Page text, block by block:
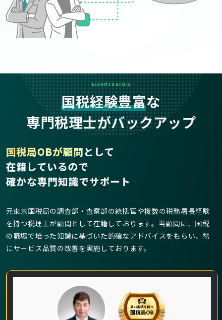
Experts Backup
国税経験豊富な
専門税理士がバックアップ
国税局OBが顧問として
在籍しているので
確かな専門知識でサポート
元東京国税局の調査部・査察部の統括官や複数の税務署長経験
を持つ税理士が顧問として在籍しております。当顧問に、国税
の職場で培った知識に基づいた的確なアドバイスをもらい、常
にサービス品質の改善を実施しております。